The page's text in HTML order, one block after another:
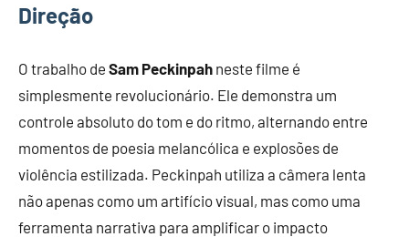
Direção
O trabalho de Sam Peckinpah neste filme é
simplesmente revolucionário. Ele demonstra um
controle absoluto do tom e do ritmo, alternando entre
momentos de poesia melancólica e explosões de
violência estilizada. Peckinpah utiliza a câmera lenta
não apenas como um artifício visual, mas como uma
ferramenta narrativa para amplificar o impacto